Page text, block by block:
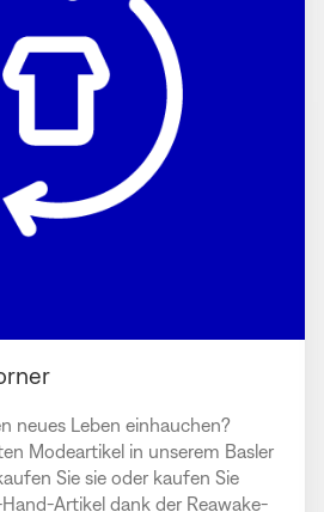
neues Leben einhauchen?
Modeartikel in unserem Basler
Sie sie oder kaufen Sie
Artikel dank der Reawake-